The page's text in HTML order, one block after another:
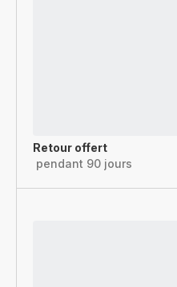
Retour offert
pendant 90 jours